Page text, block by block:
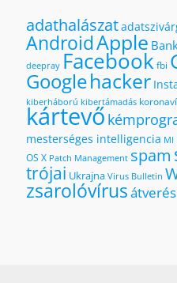
adathalászat
AndroidApple
deepray Facebookfbi
Googlehacker
kiberháború kibertámadás
kártevő
mesterséges intelligencia MI
OS X Patch Management spam
trójai Ukrajna Virus Bulletin
zsarolóvírusátverés